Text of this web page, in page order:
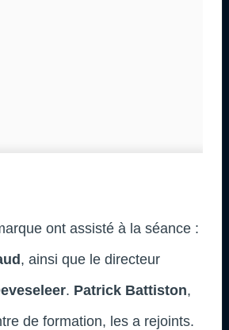
ont assisté à la séance :
, ainsi que le directeur
. Patrick Battiston,
de formation, les a rejoints.